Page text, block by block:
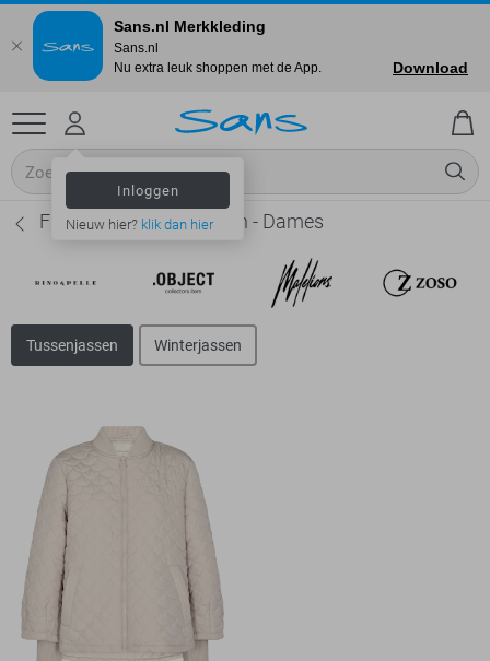
Inloggen
Nieuw hier? klik dan hier
Freequent Tussenjassen - Dames
Tussenjassen Winterjassen
Sans.nl Merkkleding
Sans.nl
Nu extra leuk shoppen met de App.
Download